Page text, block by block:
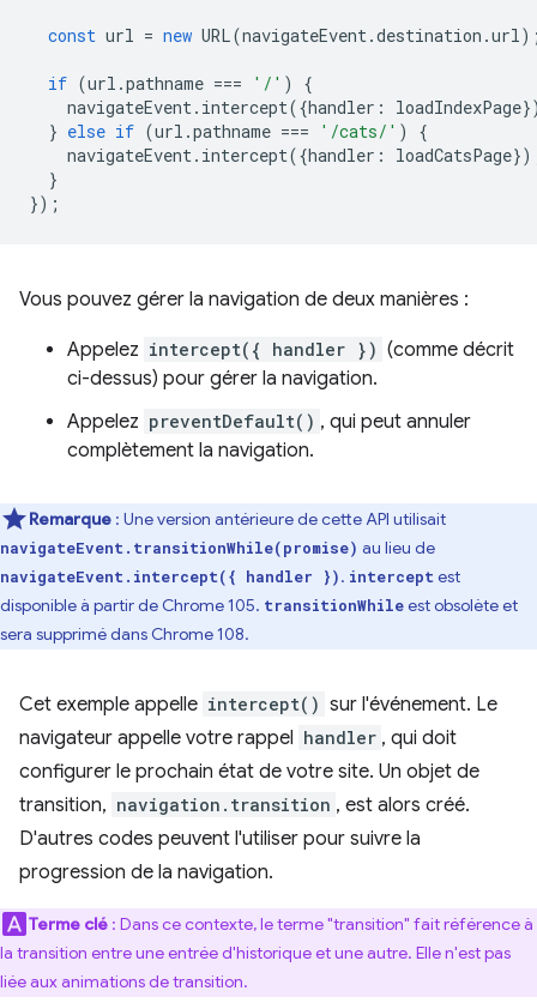
const url = new URL(navigateEvent.destination .url
if (url .pathname === '/' )
{
navigateEvent. intercept({handler : loadIndexPage
} else if (url .pathname === '/cats/' )
{
navigateEvent. intercept({handler : loadCatsPage
}
});
Vous pouvez gérer la navigation de deux manières :
Appelez intercept({ handler }) (comme décrit
ci-dessus) pour gérer la navigation.
Appelez preventDefault() , qui peut annuler
complètement la navigation.
Remarque : Une version antérieure de cette API utilisait
navigateEvent.transitionWhile(promise) au lieu de
navigateEvent.intercept({ handler }). intercept est
disponible à partir de Chrome 105. transitionWhileest obsolète et
sera supprimé dans Chrome 108.
Cet exemple appelle intercept() sur l'événement. Le
navigateur appelle votre rappel handler , qui doit
configurer le prochain état de votre site. Un objet de
transition, navigation.transition , est alors créé.
D'autres codes peuvent l'utiliser pour suivre la
progression de la navigation.
Terme clé : Dans ce contexte, le terme "transition" fait référence à
la transition entre une entrée d'historique et une autre. Elle n'est pas
liée aux animations de transition.